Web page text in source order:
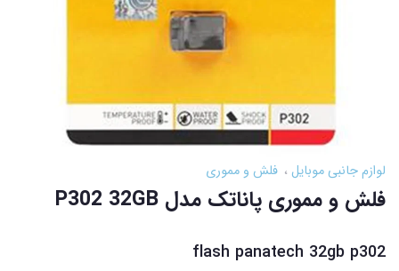
لوازم جانبی موبایل فلش و مموری
فلش و مموری پاناتک مدل P302 32GB
flash panatech 32gb p302